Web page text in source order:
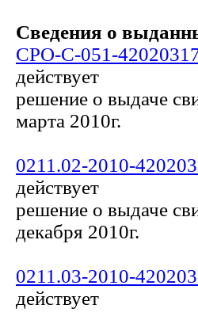
Сведения о
СРО-С-051-
действует
решение о выдаче
марта 2010г.
0211.02-2010-
действует
решение о выдаче
декабря 2010г.
0211.03-2010-
действует